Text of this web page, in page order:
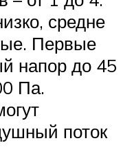
средне
Первые
напор до 45
Па.
поток